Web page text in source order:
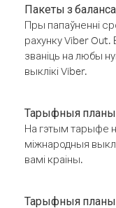
Пакеты з
Пры папаўненні
рахунку Viber
званіць на любы
выклікі Viber.
Тарыфныя планы
На гэтым тарыфе
міжнародныя
вамі краіны.
Тарыфныя планы